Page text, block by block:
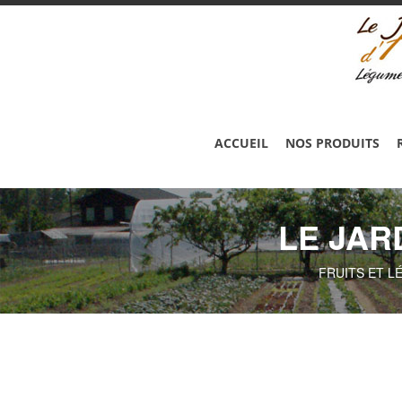
ACCUEIL NOS PRODUITS
LE
FRUITS ET